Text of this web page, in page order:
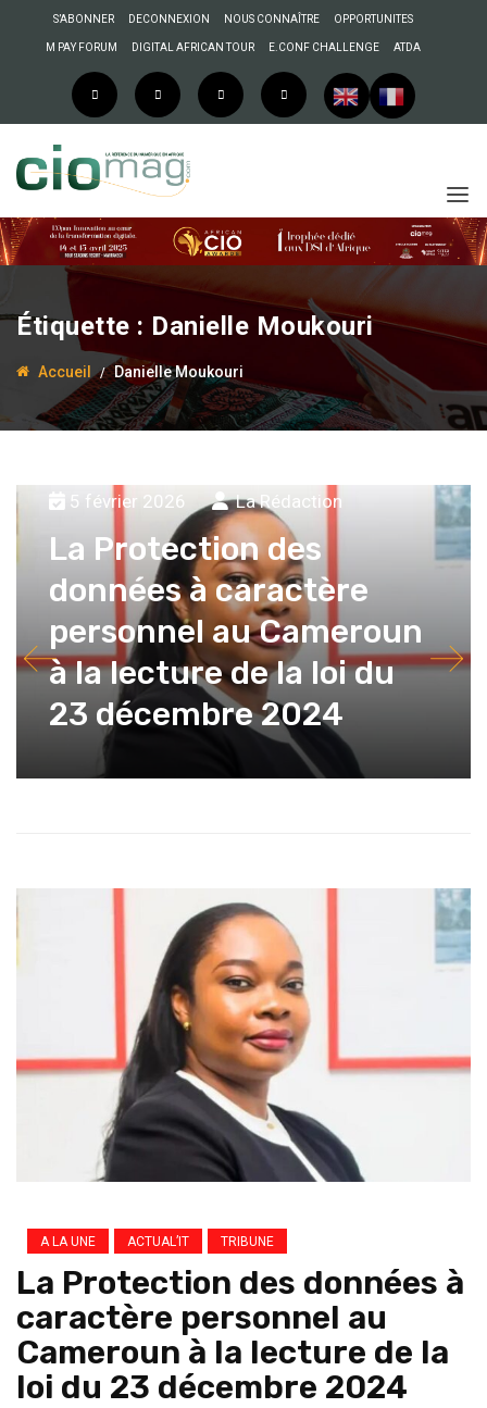
S’ABONNER DECONNEXION NOUS CONNAÎTRE OPPORTUNITES
M PAY FORUM DIGITAL AFRICAN TOUR E.CONF CHALLENGE ATDA
Étiquette : Danielle Moukouri
Accueil Danielle Moukouri
5 février 2026 La Rédaction
La Protection des
données à caractère
personnel au Cameroun
à la lecture de la loi du
23 décembre 2024
A LA UNE ACTUAL’IT TRIBUNE
La Protection des données à
caractère personnel au
Cameroun à la lecture de la
loi du 23 décembre 2024